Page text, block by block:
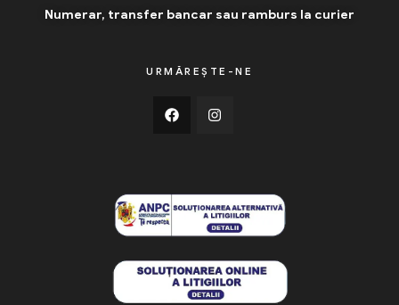
Numerar, transfer bancar sau ramburs la curier
URMĂREȘTE-NE